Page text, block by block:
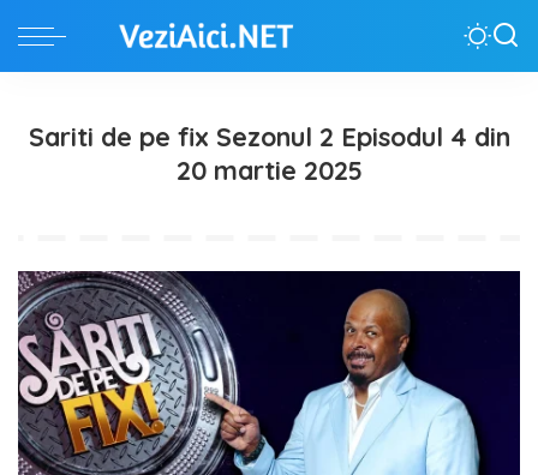
Sariti de pe fix Sezonul 2 Episodul 4 din
20 martie 2025